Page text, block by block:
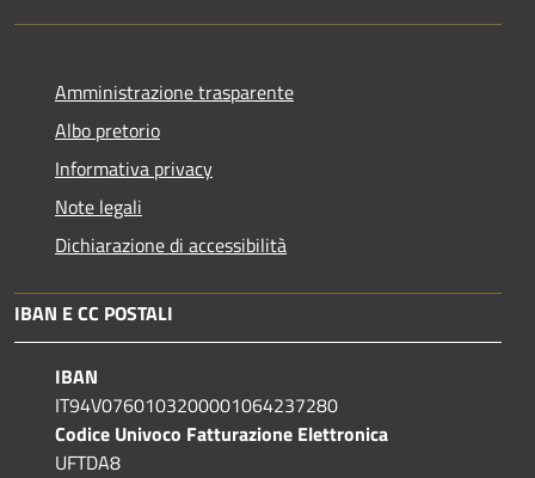
Amministrazione trasparente
Albo pretorio
Informativa privacy
Note legali
Dichiarazione di accessibilità
IBAN E CC POSTALI
IBAN
IT94V0760103200001064237280
Codice Univoco Fatturazione Elettronica
UFTDA8